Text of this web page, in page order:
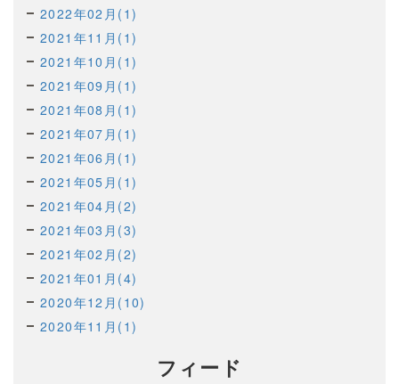
2022年02月(1)
2021年11月(1)
2021年10月(1)
2021年09月(1)
2021年08月(1)
2021年07月(1)
2021年06月(1)
2021年05月(1)
2021年04月(2)
2021年03月(3)
2021年02月(2)
2021年01月(4)
2020年12月(10)
2020年11月(1)
フィード